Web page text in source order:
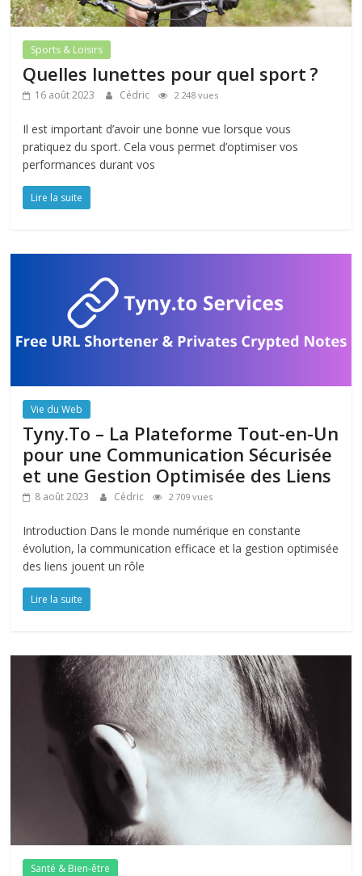
Sports & Loisirs
Quelles lunettes pour quel sport ?
16 août 2023 Cédric 2 248 vues
Il est important d’avoir une bonne vue lorsque vous
pratiquez du sport. Cela vous permet d’optimiser vos
performances durant vos
Lire la suite
Vie du Web
Tyny.To – La Plateforme Tout-en-Un
pour une Communication Sécurisée
et une Gestion Optimisée des Liens
8 août 2023 Cédric 2 709 vues
Introduction Dans le monde numérique en constante
évolution, la communication efficace et la gestion optimisée
des liens jouent un rôle
Lire la suite
Santé & Bien-être